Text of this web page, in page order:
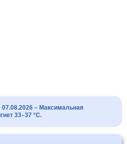
– Максимальная
33–37 °C.